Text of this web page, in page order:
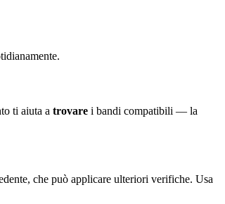
ti aiuta a trovare i bandi compatibili — la
che può applicare ulteriori verifiche. Usa